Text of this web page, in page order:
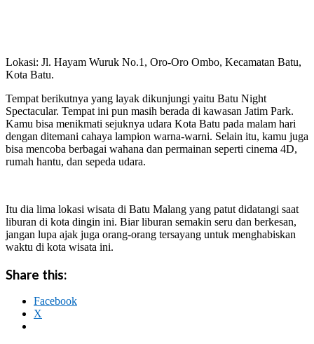
Lokasi: Jl. Hayam Wuruk No.1, Oro-Oro Ombo, Kecamatan Batu,
Kota Batu.
Tempat berikutnya yang layak dikunjungi yaitu Batu Night
Spectacular. Tempat ini pun masih berada di kawasan Jatim Park.
Kamu bisa menikmati sejuknya udara Kota Batu pada malam hari
dengan ditemani cahaya lampion warna-warni. Selain itu, kamu juga
bisa mencoba berbagai wahana dan permainan seperti cinema 4D,
rumah hantu, dan sepeda udara.
Itu dia lima lokasi wisata di Batu Malang yang patut didatangi saat
liburan di kota dingin ini. Biar liburan semakin seru dan berkesan,
jangan lupa ajak juga orang-orang tersayang untuk menghabiskan
waktu di kota wisata ini.
Share this:
Facebook
X